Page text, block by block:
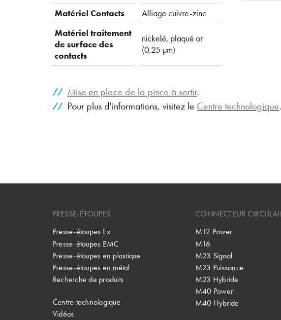
Matériel Contacts
Alliage cuivre-zinc
Matériel traitement
de surface des
contacts
nickelé, plaqué or
(0,25 µm)
Mise en place de la pince à sertir.
Pour plus d'informations, visitez le Centre technologique.
PRESSE-ÉTOUPES
Presse-étoupes Ex
Presse-étoupes EMC
Presse-étoupes en plastique
Presse-étoupes en métal
Recherche de produits
Centre technologique
Vidéos
CONNECTEUR
M12 Power
M16
M23 Signal
M23 Puissance
M23 Hybride
M40 Power
M40 Hybride